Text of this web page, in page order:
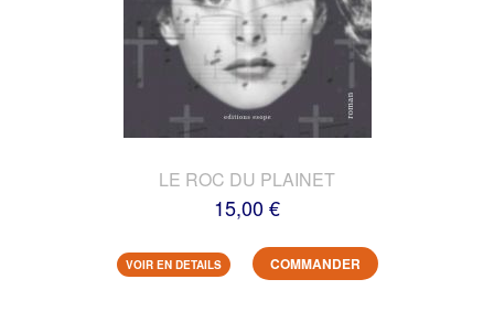
LE ROC DU PLAINET
15,00 €
VOIR EN DETAILS COMMANDER